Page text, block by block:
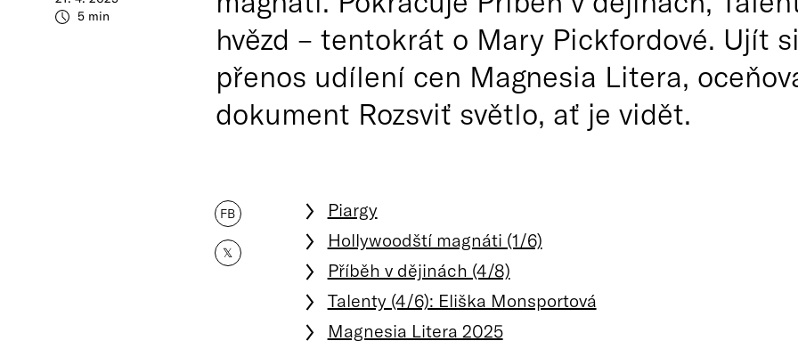
5 min
hvězd – tentokrát o Mary Pickfordové. Ujít
přenos udílení cen Magnesia Litera,
dokument Rozsviť světlo, ať je vidět.
FB
𝕏
Piargy
Hollywoodští magnáti (1/6)
Příběh v dějinách (4/8)
Talenty (4/6): Eliška Monsportová
Magnesia Litera 2025